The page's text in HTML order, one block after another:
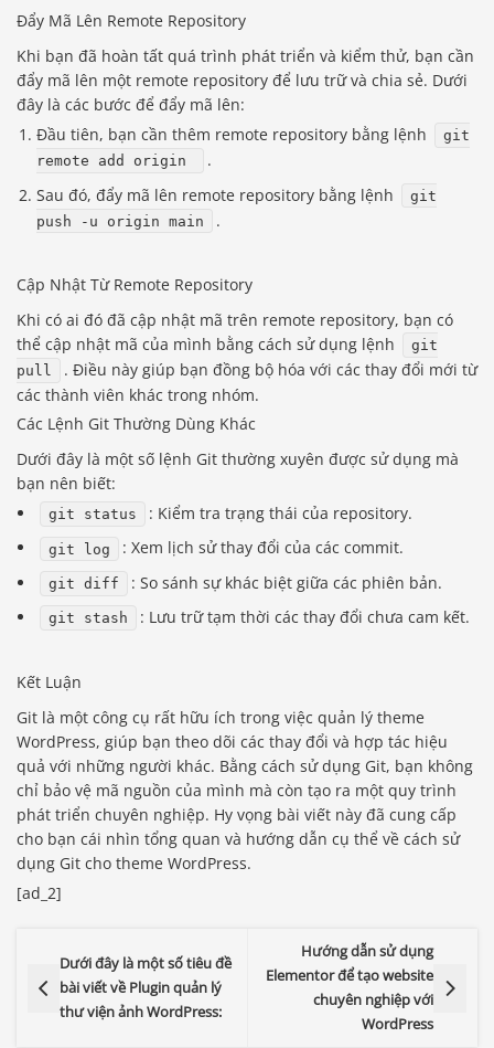
Đẩy Mã Lên Remote Repository
Khi bạn đã hoàn tất quá trình phát triển và kiểm thử, bạn cần
đẩy mã lên một remote repository để lưu trữ và chia sẻ. Dưới
đây là các bước để đẩy mã lên:
Đầu tiên, bạn cần thêm remote repository bằng lệnh
git
remote add origin
.
Sau đó, đẩy mã lên remote repository bằng lệnh
git
push -u origin main
.
Cập Nhật Từ Remote Repository
Khi có ai đó đã cập nhật mã trên remote repository, bạn có
thể cập nhật mã của mình bằng cách sử dụng lệnh
git
pull
. Điều này giúp bạn đồng bộ hóa với các thay đổi mới từ
các thành viên khác trong nhóm.
Các Lệnh Git Thường Dùng Khác
Dưới đây là một số lệnh Git thường xuyên được sử dụng mà
bạn nên biết:
git status : Kiểm tra trạng thái của repository.
git log : Xem lịch sử thay đổi của các commit.
git diff : So sánh sự khác biệt giữa các phiên bản.
git stash : Lưu trữ tạm thời các thay đổi chưa cam kết.
Kết Luận
Git là một công cụ rất hữu ích trong việc quản lý theme
WordPress, giúp bạn theo dõi các thay đổi và hợp tác hiệu
quả với những người khác. Bằng cách sử dụng Git, bạn không
chỉ bảo vệ mã nguồn của mình mà còn tạo ra một quy trình
phát triển chuyên nghiệp. Hy vọng bài viết này đã cung cấp
cho bạn cái nhìn tổng quan và hướng dẫn cụ thể về cách sử
dụng Git cho theme WordPress.
[ad_2]
Dưới đây là một số tiêu đề
bài viết về Plugin quản lý
thư viện ảnh WordPress:
Hướng dẫn sử dụng
Elementor để tạo website
chuyên nghiệp với
WordPress
Báo giá & Đặt hàng:
0903.976.769
Hướng dẫn & Hỗ trợ: